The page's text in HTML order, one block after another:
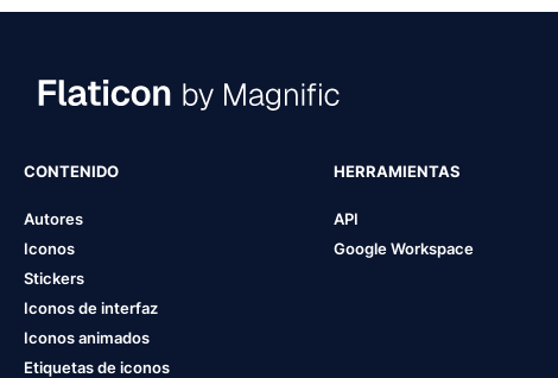
CONTENIDO
Autores
Iconos
Stickers
Iconos de interfaz
Iconos animados
Etiquetas de iconos
HERRAMIENTAS
API
Google Workspace